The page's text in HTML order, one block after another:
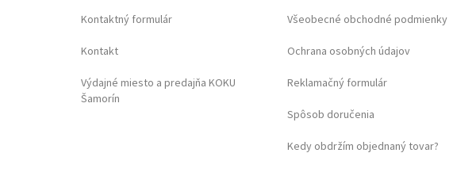
Kontaktný formulár
Kontakt
Výdajné miesto a predajňa KOKU
Šamorín
Všeobecné obchodné podmienky
Ochrana osobných údajov
Reklamačný formulár
Spôsob doručenia
Kedy obdržím objednaný tovar?